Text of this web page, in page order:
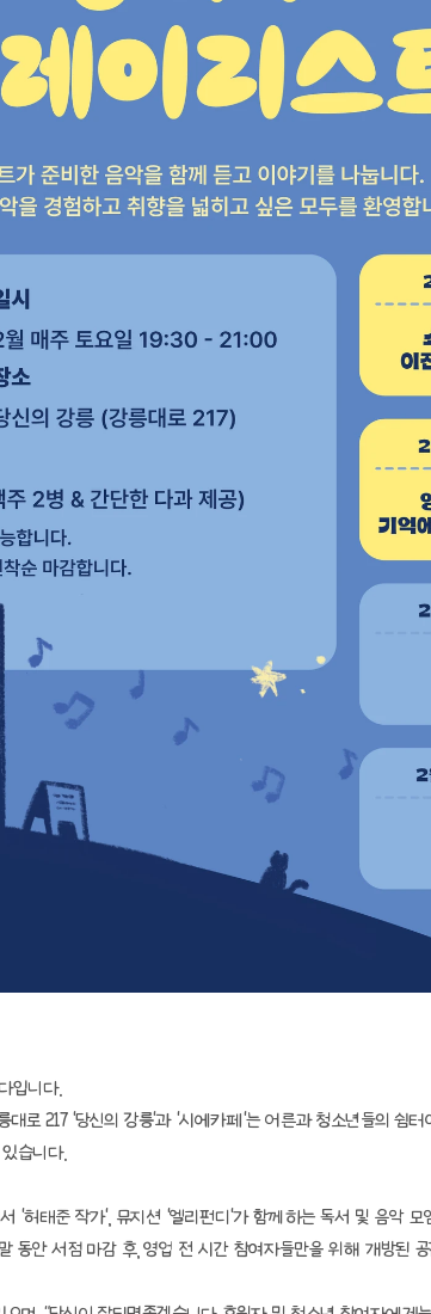
입니다.
대로 217 '당신의 강릉'과 '시에카페'는 어른과 청소년들의 쉼
습니다.
'허태준 작가', 뮤지션 '엘리펀디'가 함께하는 독서 및 음악 모
동안 서점 마감 후, 영업 전 시간 참여자들만을 위해 개방된